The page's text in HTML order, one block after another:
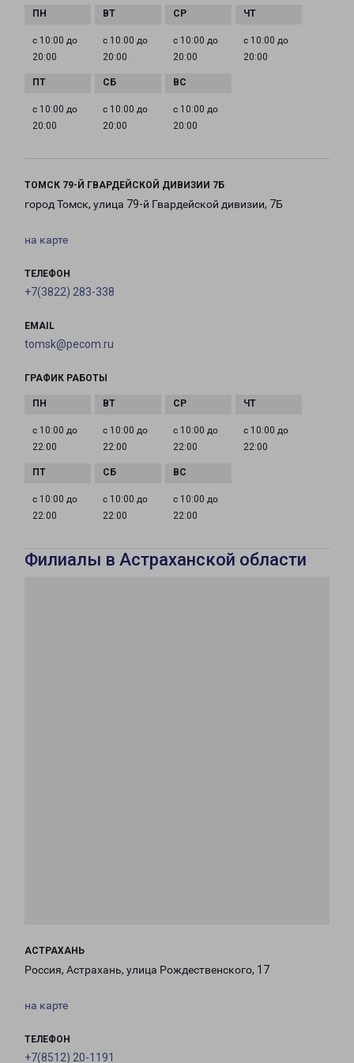
с 10:00 до
20:00
с 10:00 до
20:00
с 10:00 до
20:00
с 10:00 до
20:00
с 10:00 до
20:00
с 10:00 до
20:00
с 10:00 до
20:00
ТОМСК 79-Й ГВАРДЕЙСКОЙ ДИВИЗИИ 7Б
город Томск, улица 79-й Гвардейской дивизии, 7Б
на карте
ТЕЛЕФОН
+7(3822) 283-338
EMAIL
tomsk@pecom.ru
ГРАФИК РАБОТЫ
с 10:00 до
22:00
с 10:00 до
22:00
с 10:00 до
22:00
с 10:00 до
22:00
с 10:00 до
22:00
с 10:00 до
22:00
с 10:00 до
22:00
Филиалы в Астраханской области
АСТРАХАНЬ
Россия, Астрахань, улица Рождественского, 17
на карте
ТЕЛЕФОН
+7(8512) 20-1191